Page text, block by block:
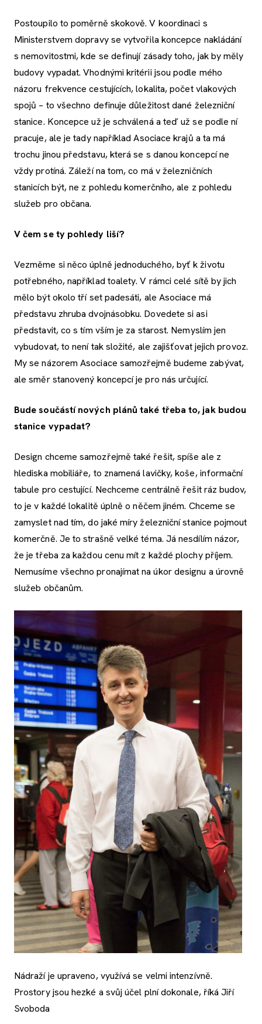
Postoupilo to poměrně skokově. V koordinaci s
Ministerstvem dopravy se vytvořila koncepce nakládání
s nemovitostmi, kde se definují zásady toho, jak by měly
budovy vypadat. Vhodnými kritérii jsou podle mého
názoru frekvence cestujících, lokalita, počet vlakových
spojů – to všechno definuje důležitost dané železniční
stanice. Koncepce už je schválená a teď už se podle ní
pracuje, ale je tady například Asociace krajů a ta má
trochu jinou představu, která se s danou koncepcí ne
vždy protíná. Záleží na tom, co má v železničních
stanicích být, ne z pohledu komerčního, ale z pohledu
služeb pro občana.
V čem se ty pohledy liší?
Vezměme si něco úplně jednoduchého, byť k životu
potřebného, například toalety. V rámci celé sítě by jich
mělo být okolo tří set padesáti, ale Asociace má
představu zhruba dvojnásobku. Dovedete si asi
představit, co s tím vším je za starost. Nemyslím jen
vybudovat, to není tak složité, ale zajišťovat jejich provoz.
My se názorem Asociace samozřejmě budeme zabývat,
ale směr stanovený koncepcí je pro nás určující.
Bude součástí nových plánů také třeba to, jak budou
stanice vypadat?
Design chceme samozřejmě také řešit, spíše ale z
hlediska mobiliáře, to znamená lavičky, koše, informační
tabule pro cestující. Nechceme centrálně řešit ráz budov,
to je v každé lokalitě úplně o něčem jiném. Chceme se
zamyslet nad tím, do jaké míry železniční stanice pojmout
komerčně. Je to strašně velké téma. Já nesdílím názor,
že je třeba za každou cenu mít z každé plochy příjem.
Nemusíme všechno pronajímat na úkor designu a úrovně
služeb občanům.
Nádraží je upraveno, využívá se velmi intenzívně.
Prostory jsou hezké a svůj účel plní dokonale, říká Jiří
Svoboda